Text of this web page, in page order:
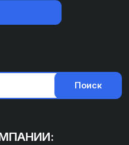
Поиск